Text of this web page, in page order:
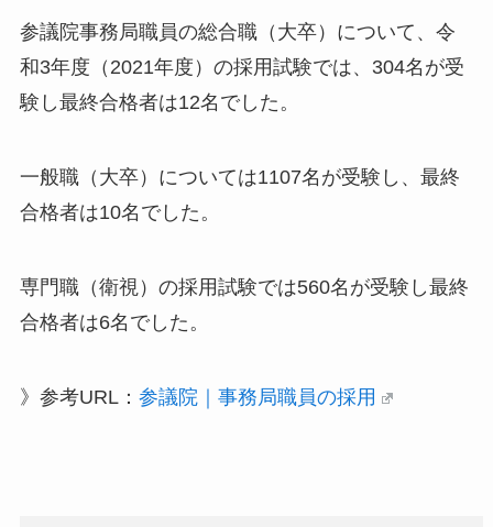
参議院事務局職員の総合職（大卒）について、令
和3年度（2021年度）の採用試験では、304名が受
験し最終合格者は12名でした。
一般職（大卒）については1107名が受験し、最終
合格者は10名でした。
専門職（衛視）の採用試験では560名が受験し最終
合格者は6名でした。
》参考URL： 参議院｜事務局職員の採用